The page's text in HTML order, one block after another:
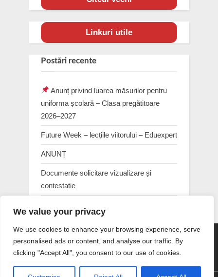
We value your privacy
We use cookies to enhance your browsing experience, serve
personalised ads or content, and analyse our traffic. By
clicking "Accept All", you consent to our use of cookies.
Linkuri utile
Postări recente
Anunț privind luarea măsurilor pentru
uniforma școlară – Clasa pregătitoare
2026–2027
Future Week – lecțiile viitorului – Eduexpert
ANUNȚ
Documente solicitare vizualizare și
contestatie
GDPR